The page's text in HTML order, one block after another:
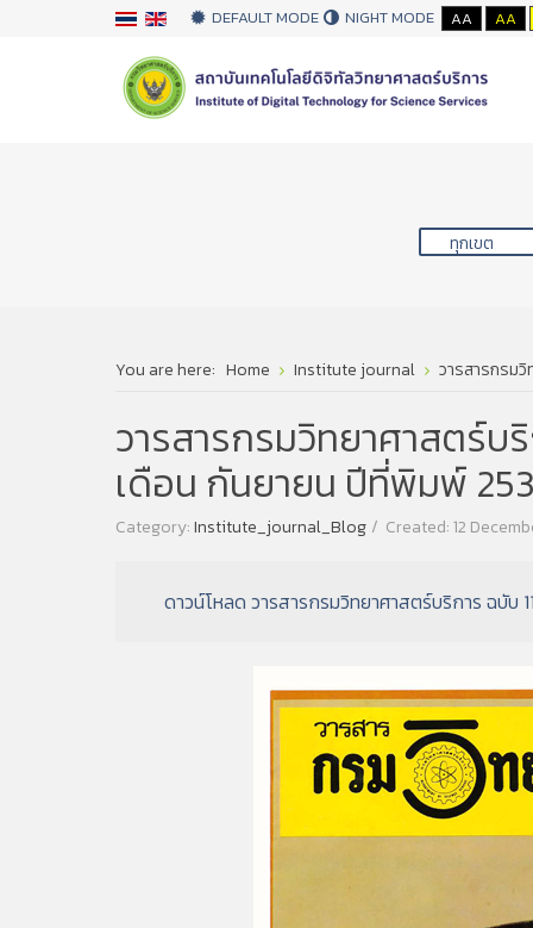
DEFAULT MODE NIGHT MODE AA AA
You are here: Home Institute journal วารสารกรม
วารสารกรมวิทยาศาสตร์บ
เดือน กันยายน ปีที่พิมพ์
Category:Institute_journal_Blog Created: 12
ดาวน์โหลด วารสารกรมวิทยาศาสตร์บริการ ฉบับ